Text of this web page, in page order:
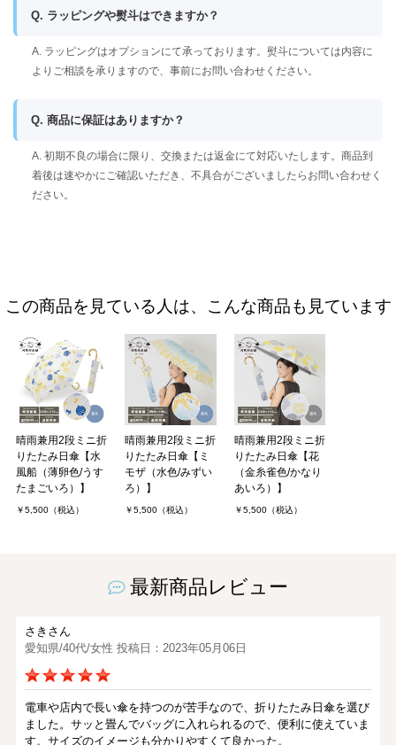
Q. ラッピングや熨斗はできますか？
A. ラッピングはオプションにて承っております。熨斗については内容に
よりご相談を承りますので、事前にお問い合わせください。
Q. 商品に保証はありますか？
A. 初期不良の場合に限り、交換または返金にて対応いたします。商品到
着後は速やかにご確認いただき、不具合がございましたらお問い合わせく
ださい。
この商品を見ている人は、こんな商品も見ています
晴雨兼用2段ミニ折
りたたみ日傘【水
風船（薄卵色/うす
たまごいろ）】
￥5,500（税込）
晴雨兼用2段ミニ折
りたたみ日傘【ミ
モザ（水色/みずい
ろ）】
￥5,500（税込）
晴雨兼用2段ミニ折
りたたみ日傘【花
（金糸雀色/かなり
あいろ）】
￥5,500（税込）
最新商品レビュー
さきさん
愛知県/40代/女性 投稿日：2023年05月06日
電車や店内で長い傘を持つのが苦手なので、折りたたみ日傘を選び
ました。サッと畳んでバッグに入れられるので、便利に使えていま
す。サイズのイメージも分かりやすくて良かった。